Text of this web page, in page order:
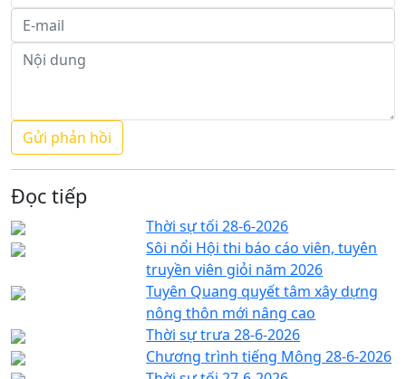
Đọc tiếp
Thời sự tối 28-6-2026
Sôi nổi Hội thi báo cáo viên, tuyên
truyền viên giỏi năm 2026
Tuyên Quang quyết tâm xây dựng
nông thôn mới nâng cao
Thời sự trưa 28-6-2026
Chương trình tiếng Mông 28-6-2026